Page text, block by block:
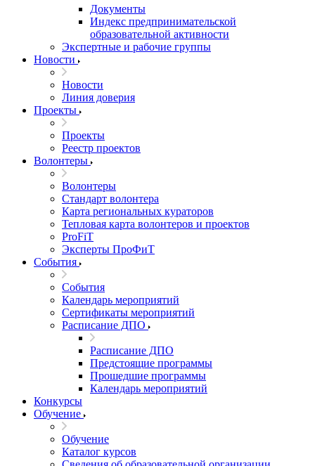
Документы
Индекс предпринимательской
образовательной активности
Экспертные и рабочие группы
Новости
Новости
Линия доверия
Проекты
Проекты
Реестр проектов
Волонтеры
Волонтеры
Стандарт волонтера
Карта региональных кураторов
Тепловая карта волонтеров и проектов
ProFiT
Эксперты ПроФиТ
События
События
Календарь мероприятий
Сертификаты мероприятий
Расписание ДПО
Расписание ДПО
Предстоящие программы
Прошедшие программы
Календарь мероприятий
Конкурсы
Обучение
Обучение
Каталог курсов